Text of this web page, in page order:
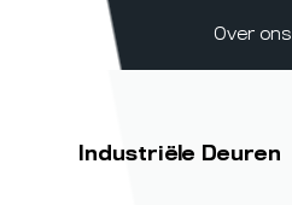
Over ons
Industriële Deuren